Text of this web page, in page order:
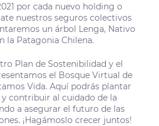
por cada nuevo holding o
nuestros seguros colectivos
un árbol Lenga, Nativo
la Patagonia Chilena.
Plan de Sostenibilidad y el
el Bosque Virtual de
Vida. Aquí podrás plantar
contribuir al cuidado de la
a asegurar el futuro de las
¡Hagámoslo crecer juntos!